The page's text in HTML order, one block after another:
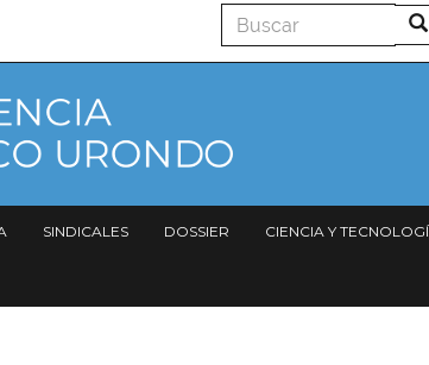
Buscar
SINDICALES DOSSIER CIENCIA Y